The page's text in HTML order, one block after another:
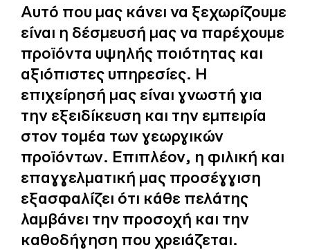
Αυτό που μας κάνει να ξεχωρίζουμε
είναι η δέσμευσή μας να παρέχουμε
προϊόντα υψηλής ποιότητας και
αξιόπιστες υπηρεσίες. Η
επιχείρησή μας είναι γνωστή για
την εξειδίκευση και την εμπειρία
στον τομέα των γεωργικών
προϊόντων. Επιπλέον, η φιλική και
επαγγελματική μας προσέγγιση
εξασφαλίζει ότι κάθε πελάτης
λαμβάνει την προσοχή και την
καθοδήγηση που χρειάζεται.